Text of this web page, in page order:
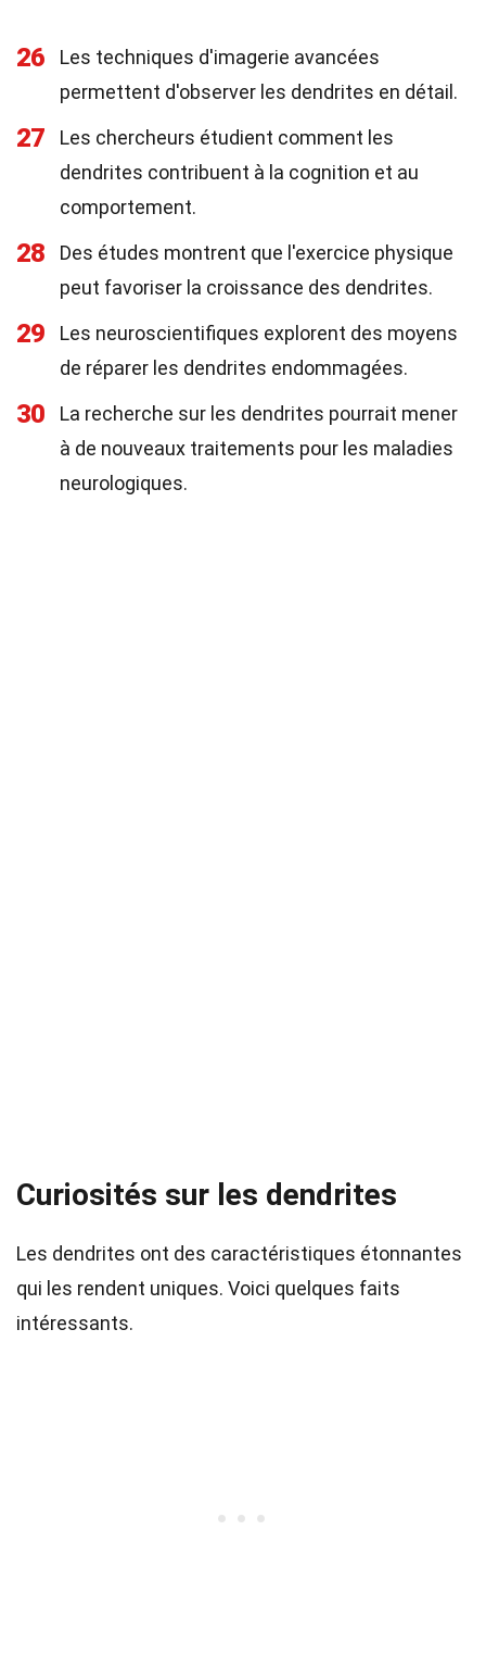
26
Les techniques d'imagerie avancées
permettent d'observer les dendrites en détail.
27
Les chercheurs étudient comment les
dendrites contribuent à la cognition et au
comportement.
28
Des études montrent que l'exercice physique
peut favoriser la croissance des dendrites.
29
Les neuroscientifiques explorent des moyens
de réparer les dendrites endommagées.
30
La recherche sur les dendrites pourrait mener
à de nouveaux traitements pour les maladies
neurologiques.
Curiosités sur les dendrites
Les dendrites ont des caractéristiques étonnantes
qui les rendent uniques. Voici quelques faits
intéressants.